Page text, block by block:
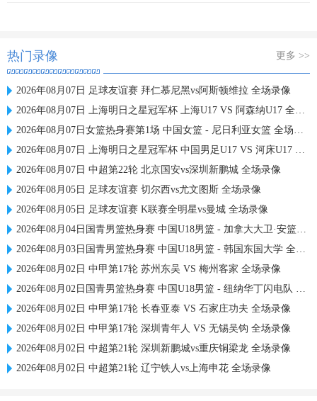
热门录像 更多 >>
2026年08月07日 足球友谊赛 拜仁慕尼黑vs阿斯顿维拉 全场录像
2026年08月07日 上海明日之星冠军杯 上海U17 VS 阿森纳U17 全场录像
2026年08月07日女篮热身赛第1场 中国女篮 - 尼日利亚女篮 全场录像
2026年08月07日 上海明日之星冠军杯 中国男足U17 VS 河床U17 全场录像
2026年08月07日 中超第22轮 北京国安vs深圳新鹏城 全场录像
2026年08月05日 足球友谊赛 切尔西vs尤文图斯 全场录像
2026年08月05日 足球友谊赛 K联赛全明星vs曼城 全场录像
2026年08月04日国青男篮热身赛 中国U18男篮 - 加拿大大卫·安篮球学院 全场录像
2026年08月03日国青男篮热身赛 中国U18男篮 - 韩国东国大学 全场录像
2026年08月02日 中甲第17轮 苏州东吴 VS 梅州客家 全场录像
2026年08月02日国青男篮热身赛 中国U18男篮 - 纽纳华丁闪电队 全场录像
2026年08月02日 中甲第17轮 长春亚泰 VS 石家庄功夫 全场录像
2026年08月02日 中甲第17轮 深圳青年人 VS 无锡吴钩 全场录像
2026年08月02日 中超第21轮 深圳新鹏城vs重庆铜梁龙 全场录像
2026年08月02日 中超第21轮 辽宁铁人vs上海申花 全场录像